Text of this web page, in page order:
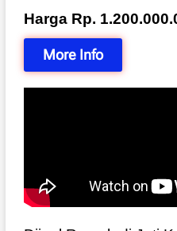
Harga Rp.
More Info